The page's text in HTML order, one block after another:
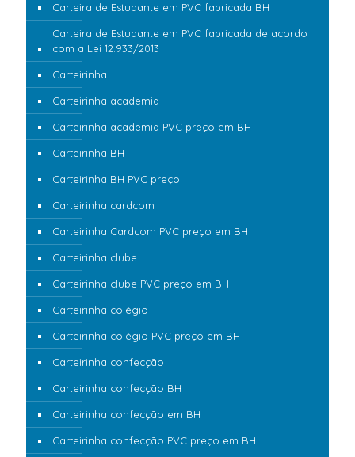
Carteira de Estudante em PVC fabricada BH
Carteira de Estudante em PVC fabricada de acordo
com a Lei 12.933/2013
Carteirinha
Carteirinha academia
Carteirinha academia PVC preço em BH
Carteirinha BH
Carteirinha BH PVC preço
Carteirinha cardcom
Carteirinha Cardcom PVC preço em BH
Carteirinha clube
Carteirinha clube PVC preço em BH
Carteirinha colégio
Carteirinha colégio PVC preço em BH
Carteirinha confecção
Carteirinha confecção BH
Carteirinha confecção em BH
Carteirinha confecção PVC preço em BH